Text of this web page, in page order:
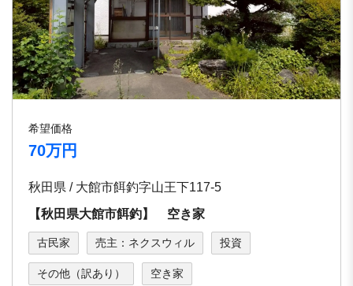
希望価格
70万円
秋田県 / 大館市餌釣字山王下117-5
【秋田県大館市餌釣】 空き家
古民家 売主：ネクスウィル 投資
その他（訳あり） 空き家